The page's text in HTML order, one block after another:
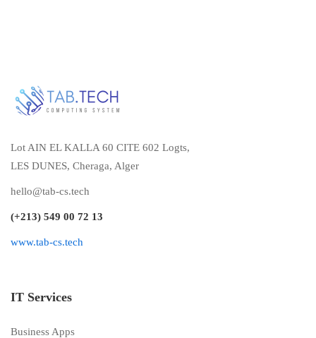
Lot AIN EL KALLA 60 CITE 602 Logts,
LES DUNES, Cheraga, Alger
hello@tab-cs.tech
(+213) 549 00 72 13
www.tab-cs.tech
IT Services
Business Apps